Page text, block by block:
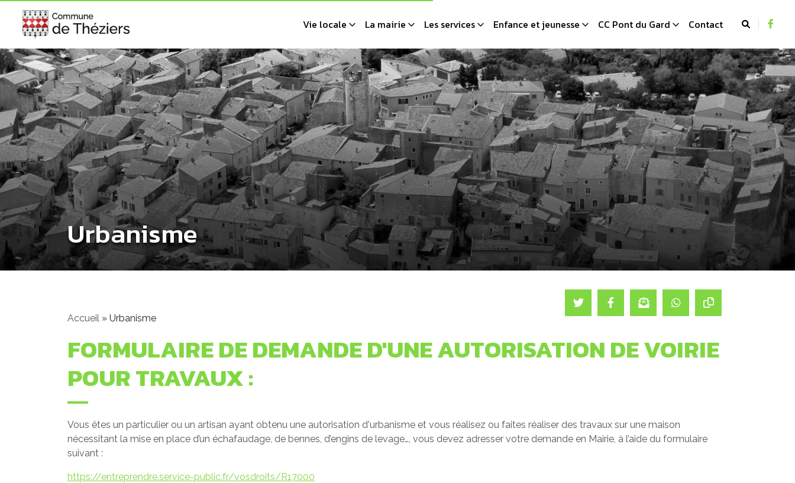
Vie locale La mairie Les services Enfance et jeunesse CC Pont du Gard Contact
Urbanisme
Accueil » Urbanisme
FORMULAIRE DE DEMANDE D'UNE AUTORISATION DE VOIRIE
POUR TRAVAUX :
Vous êtes un particulier ou un artisan ayant obtenu une autorisation d'urbanisme et vous réalisez ou faites réaliser des travaux sur une maison
nécessitant la mise en place d’un échafaudage, de bennes, d’engins de levage…, vous devez adresser votre demande en Mairie, à l’aide du formulaire
suivant :
https://entreprendre.service-public.fr/vosdroits/R17000